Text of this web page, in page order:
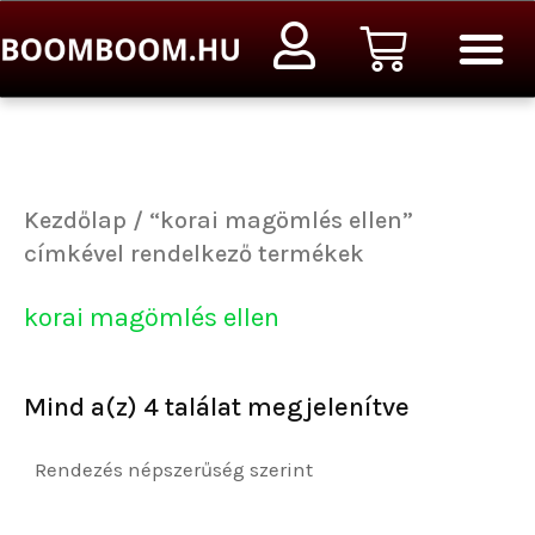
a
Kosár
Kezdőlap / “korai magömlés ellen”
címkével rendelkező termékek
korai magömlés ellen
Mind a(z) 4 találat megjelenítve
Sorted
popularity